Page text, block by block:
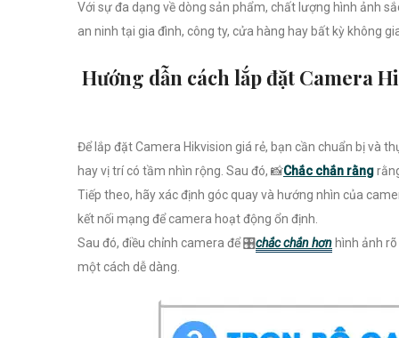
Với sự đa dạng về dòng sản phẩm, chất lượng hình ảnh
an ninh tại gia đình, công ty, cửa hàng hay bất kỳ không
Hướng dẫn cách lắp đặt Camera
Để lắp đặt Camera Hikvision giá rẻ, bạn cần chuẩn bị và
hay vị trí có tầm nhìn rộng. Sau đó, 📸Chắc chắn rằng
Tiếp theo, hãy xác định góc quay và hướng nhìn của
kết nối mạng để camera hoạt động ổn định.
Sau đó, điều chỉnh camera để 🎛chắc chắn hơnhình ảnh
một cách dễ dàng.